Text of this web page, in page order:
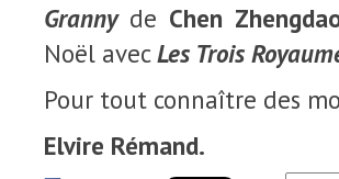
Grannyde Chen
Noël avecLes Trois
Pour tout connaître des
Elvire Rémand.